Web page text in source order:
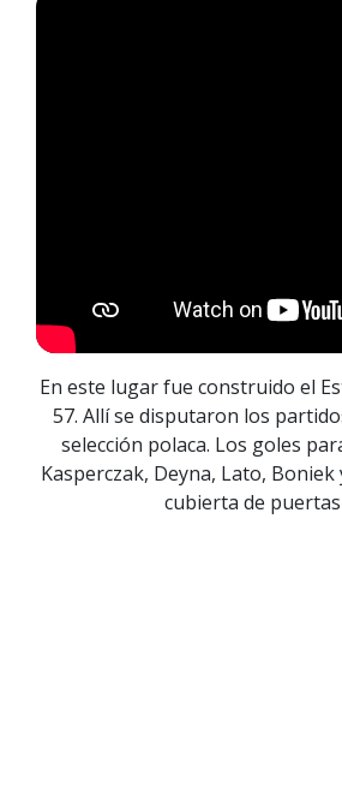
En este lugar fue construido el
57. Allí se disputaron los
selección polaca. Los goles
Kasperczak, Deyna, Lato,
cubierta de